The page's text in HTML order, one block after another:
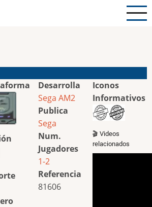
Desarrolla
Sega AM2
Publica
Sega
Num.
Jugadores
1-2
Referencia
81606
Iconos
Informativos
🎬 Videos
relacionados